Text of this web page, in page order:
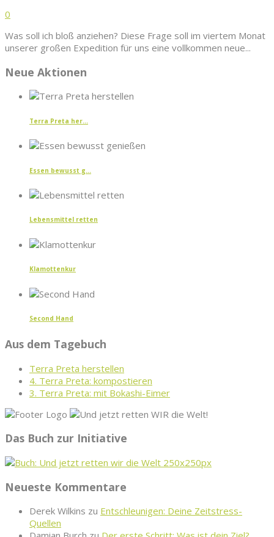
0
Was soll ich bloß anziehen? Diese Frage soll im viertem Monat
unserer großen Expedition für uns eine vollkommen neue...
Neue Aktionen
Terra Preta her...
Essen bewusst g...
Lebensmittel retten
Klamottenkur
Second Hand
Aus dem Tagebuch
Terra Preta herstellen
4. Terra Preta: kompostieren
3. Terra Preta: mit Bokashi-Eimer
Das Buch zur Initiative
Neueste Kommentare
Derek Wilkins zu Entschleunigen: Deine Zeitstress-
Quellen